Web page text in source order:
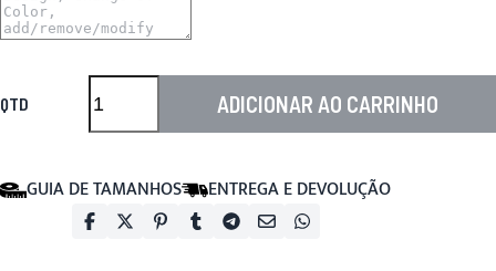
QTD ADICIONAR AO CARRINHO
GUIA DE TAMANHOS ENTREGA E DEVOLUÇÃO